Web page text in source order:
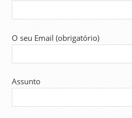
O seu Email (obrigatório)
Assunto